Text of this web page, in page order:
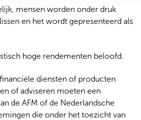
mensen worden onder druk
en het wordt gepresenteerd als
hoge rendementen beloofd.
diensten of producten
of adviseren moeten een
de AFM of de Nederlandsche
die onder het toezicht van